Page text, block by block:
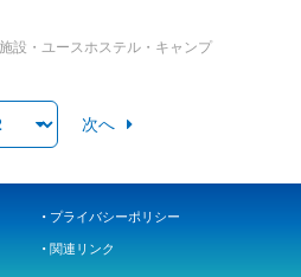
設・ユースホステル・キャンプ
次へ
プライバシーポリシー
関連リンク